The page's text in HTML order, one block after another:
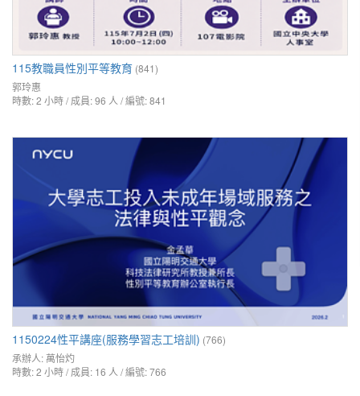
115教職員性別平等教育 (841)
郭玲惠
時數: 2 小時 / 成員: 96 人 / 編號: 841
1150224性平講座(服務學習志工培訓) (766)
承辦人:萬怡灼
時數: 2 小時 / 成員: 16 人 / 編號: 766